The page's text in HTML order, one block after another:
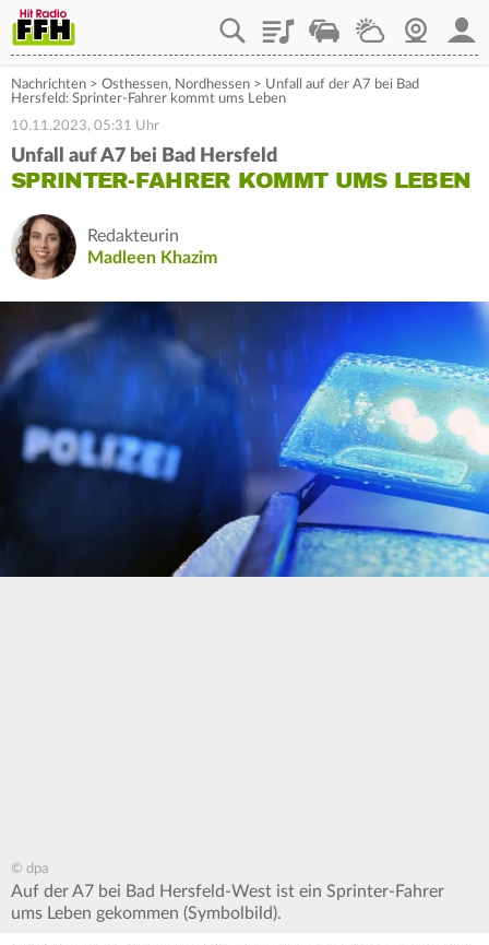
PlaylistStaupilotWetterWebcam
Nachrichten > Osthessen, Nordhessen > Unfall auf der A7 bei Bad
Hersfeld: Sprinter-Fahrer kommt ums Leben
10.11.2023, 05:31 Uhr
Unfall auf A7 bei Bad Hersfeld
SPRINTER-FAHRER KOMMT UMS LEBEN
Redakteurin
Madleen Khazim
© dpa
Auf der A7 bei Bad Hersfeld-West ist ein Sprinter-Fahrer
ums Leben gekommen (Symbolbild).